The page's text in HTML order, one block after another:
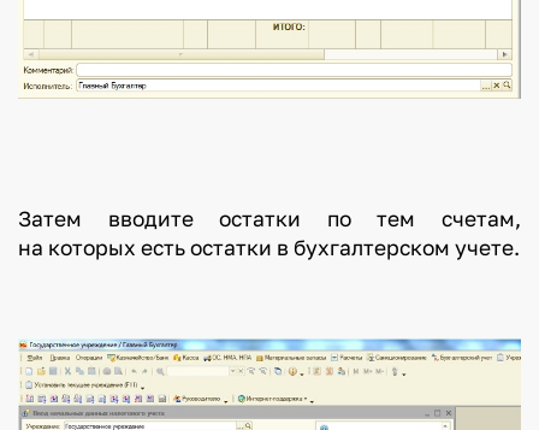
Затем вводите остатки по тем счетам,
на которых есть остатки в бухгалтерском учете.